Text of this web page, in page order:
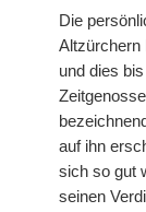
Die
Altzürchern
und dies
auf ihn
sich so gut
seinen